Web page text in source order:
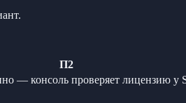
П2
— консоль проверяет лицензию у